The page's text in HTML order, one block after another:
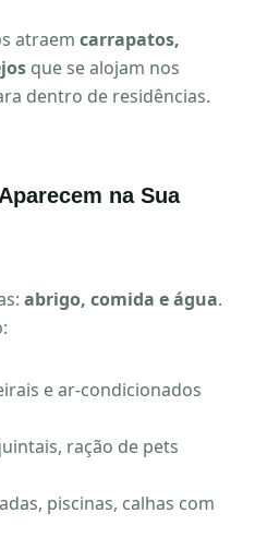
atraem carrapatos,
que se alojam nos
dentro de residências.
na Sua
abrigo, comida e água.
e ar-condicionados
ração de pets
piscinas, calhas com